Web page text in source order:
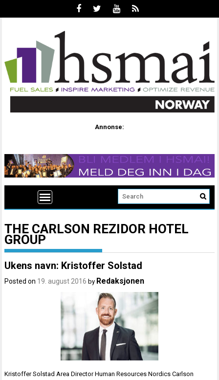
Annonse:
THE CARLSON REZIDOR HOTEL
GROUP
Ukens navn: Kristoffer Solstad
Posted on 19. august 2016 by Redaksjonen
Kristoffer Solstad Area Director Human Resources Nordics Carlson